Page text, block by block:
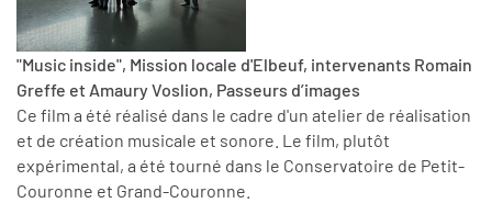
"Music inside", Mission locale d'Elbeuf, intervenants Romain
Greffe et Amaury Voslion, Passeurs d’images
Ce film a été réalisé dans le cadre d'un atelier de réalisation
et de création musicale et sonore. Le film, plutôt
expérimental, a été tourné dans le Conservatoire de Petit-
Couronne et Grand-Couronne.